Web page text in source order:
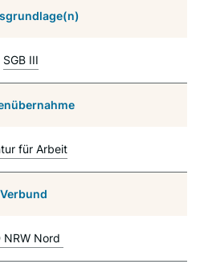
SGB III
für Arbeit
Verbund
NRW Nord